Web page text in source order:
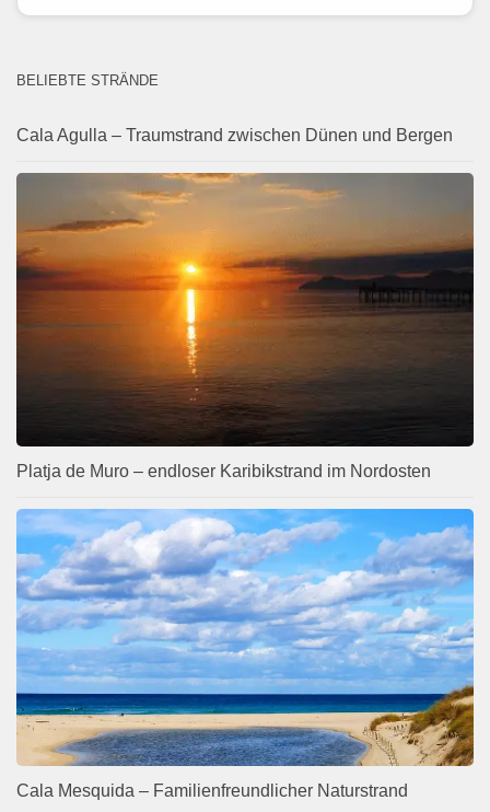
BELIEBTE STRÄNDE
Cala Agulla – Traumstrand zwischen Dünen und Bergen
Platja de Muro – endloser Karibikstrand im Nordosten
Cala Mesquida – Familienfreundlicher Naturstrand